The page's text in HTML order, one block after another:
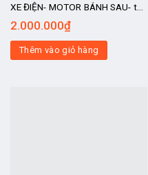
XE ĐIỆN- MOTOR BÁNH SAU- tốc
độ 30-35km/h, kit chế xe điện, xe
chế, động cơ
2.000.000₫
Thêm vào giỏ hàng